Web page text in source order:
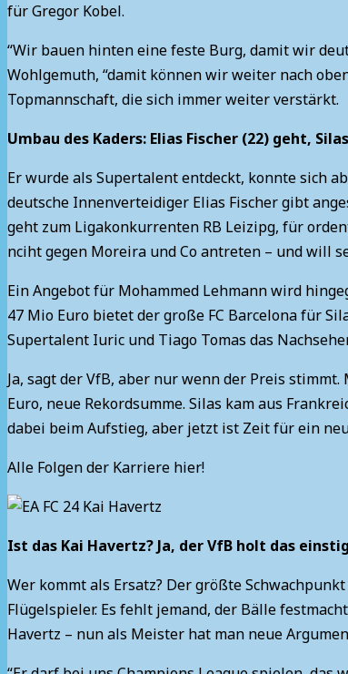
für Gregor Kobel.
“Wir bauen hinten eine feste Burg, damit wir
Wohlgemuth, “damit können wir weiter nach
Topmannschaft, die sich immer weiter verstärkt.
Umbau des Kaders: Elias Fischer (22) geht,
Er wurde als Supertalent entdeckt, konnte sich
deutsche Innenverteidiger Elias Fischer gibt
geht zum Ligakonkurrenten RB Leizipg, für
nciht gegen Moreira und Co antreten – und will
Ein Angebot für Mohammed Lehmann wird
47 Mio Euro bietet der große FC Barcelona für
Supertalent Iuric und Tiago Tomas das
Ja, sagt der VfB, aber nur wenn der Preis
Euro, neue Rekordsumme. Silas kam aus
dabei beim Aufstieg, aber jetzt ist Zeit für ein
Alle Folgen der Karriere hier!
Ist das Kai Havertz? Ja, der VfB holt das
Wer kommt als Ersatz? Der größte
Flügelspieler. Es fehlt jemand, der Bälle
Havertz – nun als Meister hat man neue